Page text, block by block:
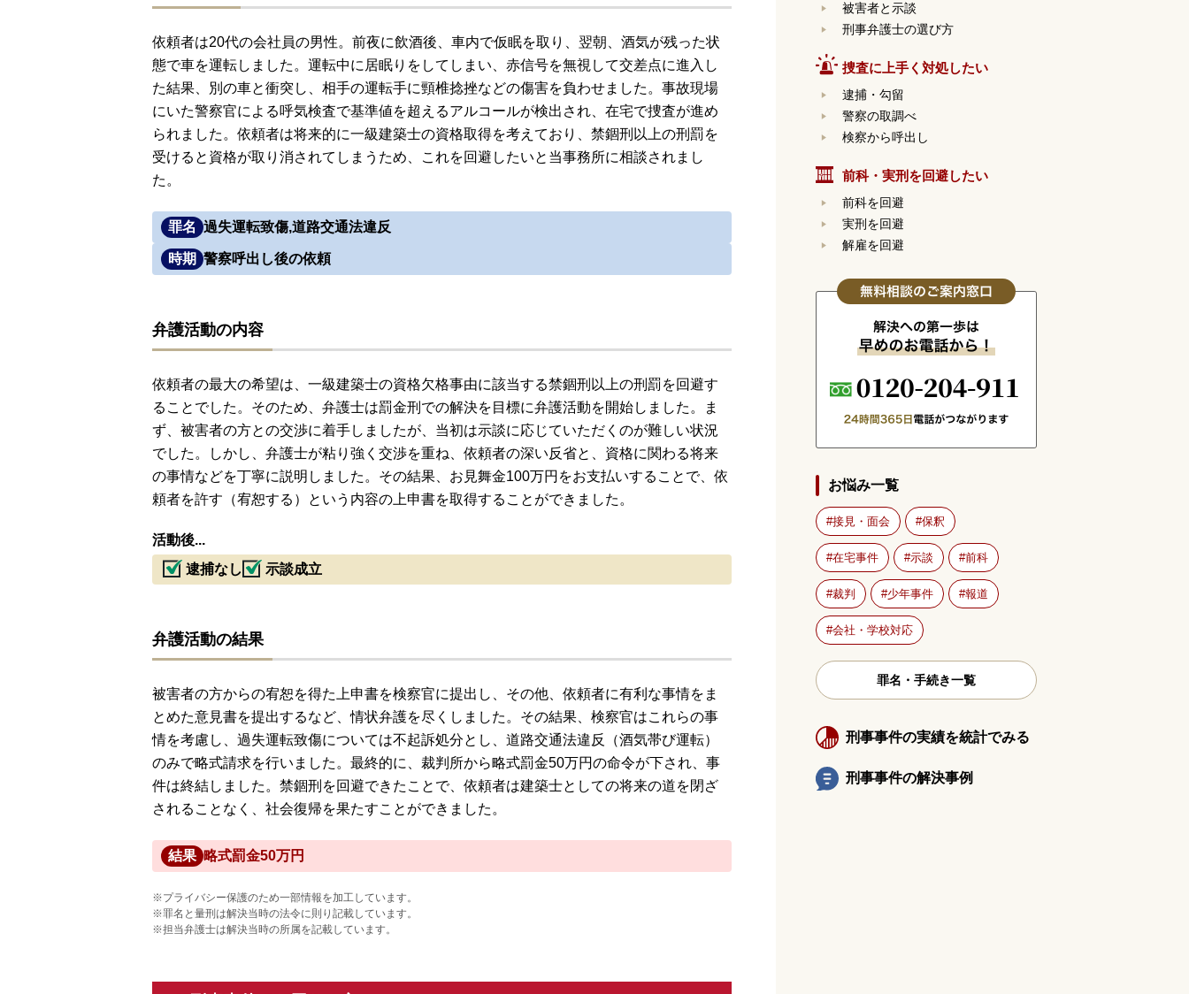
依頼者は20代の会社員の男性。前夜に飲酒後、車内で仮眠を取り、翌朝、酒気が残った状
態で車を運転しました。運転中に居眠りをしてしまい、赤信号を無視して交差点に進入し
た結果、別の車と衝突し、相手の運転手に頸椎捻挫などの傷害を負わせました。事故現場
にいた警察官による呼気検査で基準値を超えるアルコールが検出され、在宅で捜査が進め
られました。依頼者は将来的に一級建築士の資格取得を考えており、禁錮刑以上の刑罰を
受けると資格が取り消されてしまうため、これを回避したいと当事務所に相談されまし
た。
罪名 過失運転致傷,道路交通法違反
時期 警察呼出し後の依頼
弁護活動の内容
依頼者の最大の希望は、一級建築士の資格欠格事由に該当する禁錮刑以上の刑罰を回避す
ることでした。そのため、弁護士は罰金刑での解決を目標に弁護活動を開始しました。ま
ず、被害者の方との交渉に着手しましたが、当初は示談に応じていただくのが難しい状況
でした。しかし、弁護士が粘り強く交渉を重ね、依頼者の深い反省と、資格に関わる将来
の事情などを丁寧に説明しました。その結果、お見舞金100万円をお支払いすることで、依
頼者を許す（宥恕する）という内容の上申書を取得することができました。
活動後...
逮捕なし
示談成立
弁護活動の結果
被害者の方からの宥恕を得た上申書を検察官に提出し、その他、依頼者に有利な事情をま
とめた意見書を提出するなど、情状弁護を尽くしました。その結果、検察官はこれらの事
情を考慮し、過失運転致傷については不起訴処分とし、道路交通法違反（酒気帯び運転）
のみで略式請求を行いました。最終的に、裁判所から略式罰金50万円の命令が下され、事
件は終結しました。禁錮刑を回避できたことで、依頼者は建築士としての将来の道を閉ざ
されることなく、社会復帰を果たすことができました。
結果 略式罰金50万円
※プライバシー保護のため一部情報を加工しています。
※罪名と量刑は解決当時の法令に則り記載しています。
※担当弁護士は解決当時の所属を記載しています。
被害者と示談
刑事弁護士の選び方
捜査に上手く対処したい
逮捕・勾留
警察の取調べ
検察から呼出し
前科・実刑を回避したい
前科を回避
実刑を回避
解雇を回避
お悩み一覧
接見・面会 保釈
在宅事件 示談 前科
裁判 少年事件 報道
会社・学校対応
罪名・手続き一覧
刑事事件の実績を統計でみる
刑事事件の解決事例